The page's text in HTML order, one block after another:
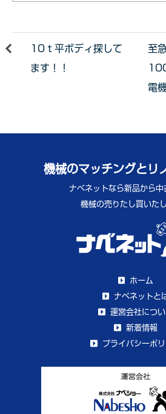
10ｔ平ボディ探して
ます！！
至
電
機械のマッチングとリ
ナベネットなら新品から中
機械の売りたし買いた
ホーム
ナベネットと
運営会社につ
新着情報
プライバシーポ